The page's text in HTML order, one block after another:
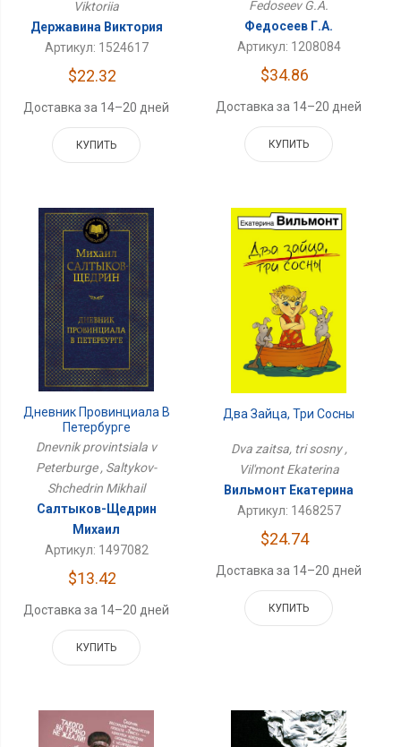
Viktoriia
Державина Виктория
Артикул: 1524617
$22.32
Доставка за 14–20 дней
КУПИТЬ
Fedoseev G.A.
Федосеев Г.А.
Артикул: 1208084
$34.86
Доставка за 14–20 дней
КУПИТЬ
Дневник Провинциала В
Петербурге
Dnevnik provintsiala v
Peterburge , Saltykov-
Shchedrin Mikhail
Салтыков-Щедрин
Михаил
Артикул: 1497082
$13.42
Доставка за 14–20 дней
КУПИТЬ
Два Зайца, Три Сосны
Dva zaitsa, tri sosny ,
Vil'mont Ekaterina
Вильмонт Екатерина
Артикул: 1468257
$24.74
Доставка за 14–20 дней
КУПИТЬ